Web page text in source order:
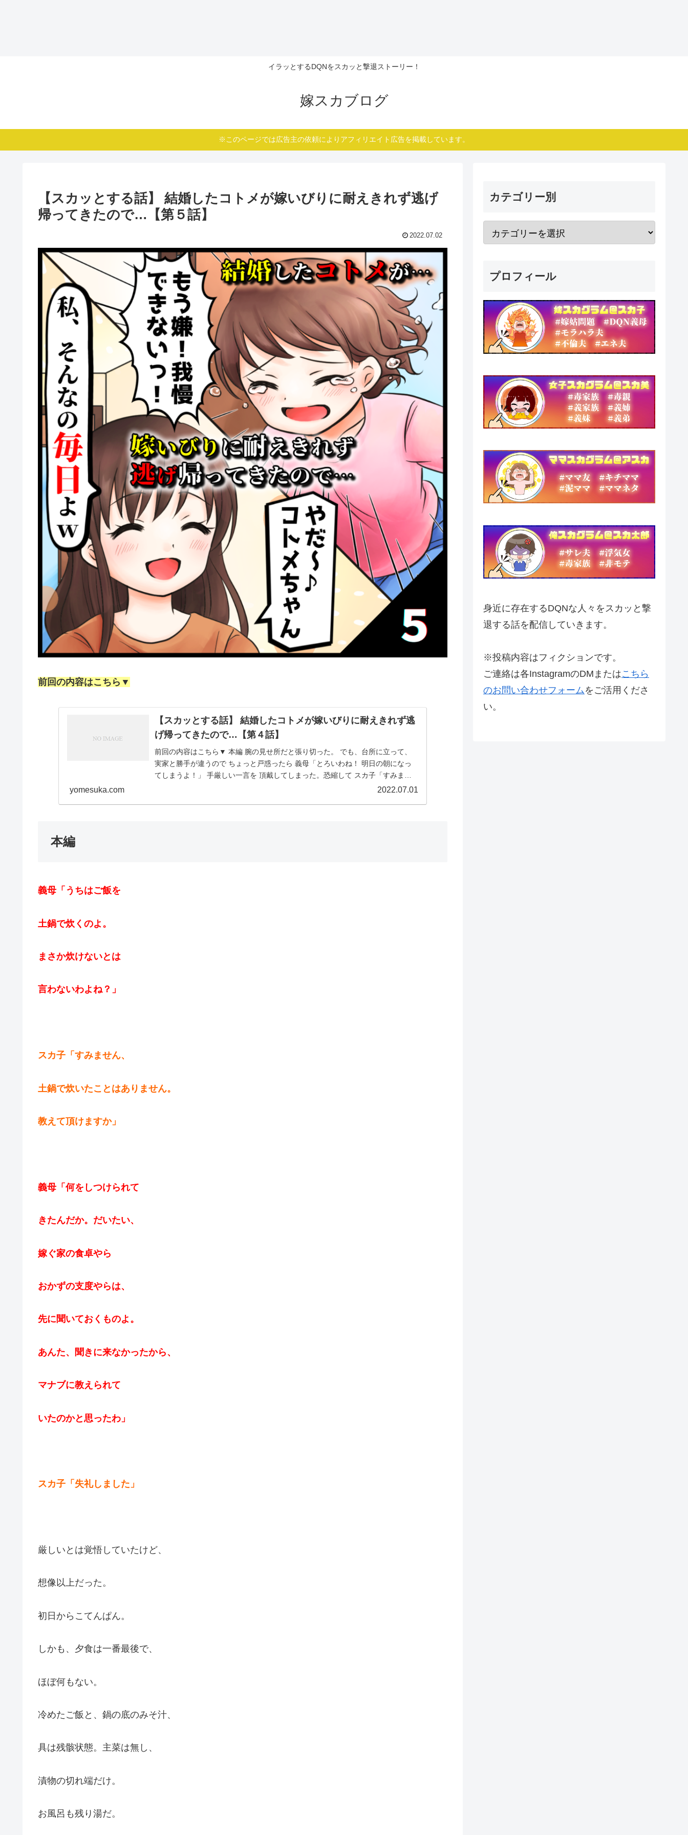
イラッとするDQNをスカッと撃退ストーリー！
嫁スカブログ
※このページでは広告主の依頼によりアフィリエイト広告を掲載しています。
【スカッとする話】 結婚したコトメが嫁いびりに耐えきれず逃げ
帰ってきたので…【第５話】
2022.07.02
前回の内容はこちら▼
【スカッとする話】 結婚したコトメが嫁いびりに耐えきれず逃
げ帰ってきたので…【第４話】
前回の内容はこちら▼ 本編 腕の見せ所だと張り切った。 でも、台所に立って、
実家と勝手が違うので ちょっと戸惑ったら 義母「とろいわね！ 明日の朝になっ
てしまうよ！」 手厳しい一言を 頂戴してしまった。恐縮して スカ子「すみませ
yomesuka.com 2022.07.01
本編
義母「うちはご飯を
土鍋で炊くのよ。
まさか炊けないとは
言わないわよね？」
スカ子「すみません、
土鍋で炊いたことはありません。
教えて頂けますか」
義母「何をしつけられて
きたんだか。 だいたい、
嫁ぐ家の食卓やら
おかずの支度やらは、
先に聞いておくものよ。
あんた、聞きに来なかったから、
マナブに教えられて
いたのかと思ったわ」
スカ子「失礼しました」
厳しいとは覚悟していたけど、
想像以上だった。
初日からこてんぱん。
しかも、夕食は一番最後で、
ほぼ何もない。
冷めたご飯と、鍋の底のみそ汁、
具は残骸状態。主菜は無し、
漬物の切れ端だけ。
お風呂も残り湯だ。
カテゴリー別
プロフィール
身近に存在するDQNな人々をスカッと撃
退する話を配信していきます。
※投稿内容はフィクションです。
ご連絡は各InstagramのDMまたはこちら
のお問い合わせフォーム をご活用くださ
い。